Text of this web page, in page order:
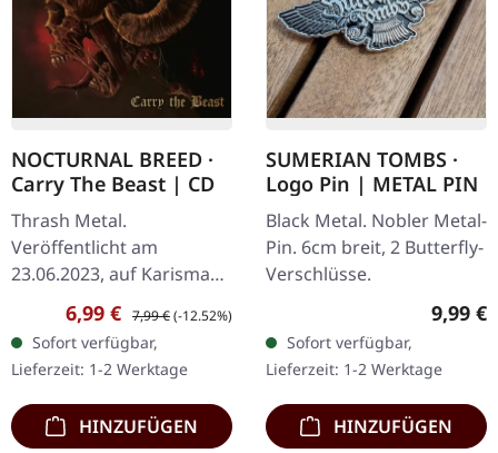
NOCTURNAL BREED ·
Carry The Beast | CD
Thrash Metal.
Veröffentlicht am
23.06.2023, auf Karisma
Records. CD im Standard-
Jewelcase. Enthält 3
Bonustracks. Nocturnal
Breed kehren mit „Carry…
Verkaufspreis:
6,99 € Regulärer Preis:
7,99 €(-12.52%)
Sofort verfügbar,
Lieferzeit: 1-2 Werktage
HINZUFÜGEN
SUMERIAN TOMBS ·
Logo Pin | METAL PIN
Black Metal. Nobler Metal-
Pin. 6cm breit, 2 Butterfly-
Verschlüsse.
9,99 €
Sofort verfügbar,
Lieferzeit: 1-2 Werktage
HINZUFÜGEN